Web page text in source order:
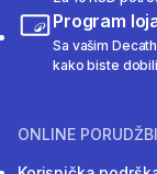
Program
Sa vašim
kako biste
ONLINE